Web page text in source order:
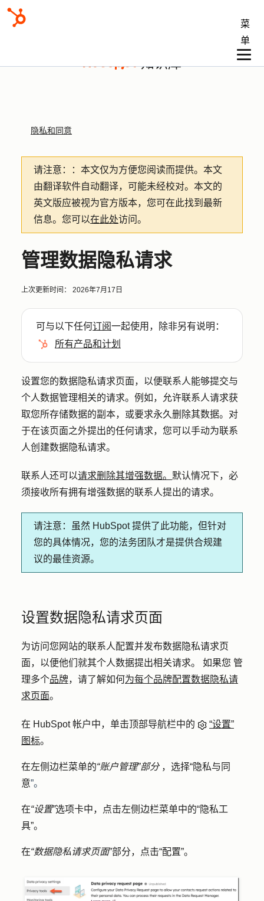
菜
单
知识库
隐私和同意
请注意： ：本文仅为方便您阅读而提供。 本文
由翻译软件自动翻译，可能未经校对。本文的
英文版应被视为官方版本，您可在此找到最新
信息。您可以在此处访问。
管理数据隐私请求
上次更新时间： 2026年7月17日
可与以下任何订阅一起使用，除非另有说明：
所有产品和计划
设置您的数据隐私请求页面，以便联系人能够提交与
个人数据管理相关的请求。例如，允许联系人请求获
取您所存储数据的副本，或要求永久删除其数据。对
于在该页面之外提出的任何请求，您可以手动为联系
人创建数据隐私请求。
联系人还可以请求删除其增强数据。 默认情况下，必
须接收所有拥有增强数据的联系人提出的请求。
请注意：
虽然 HubSpot 提供了此功能，但针对
您的具体情况，您的法务团队才是提供合规建
议的最佳资源。
设置数据隐私请求页面
为访问您网站的联系人配置并发布数据隐私请求页
面，以便他们就其个人数据提出相关请求。
如果您 管
理多个品牌，请了解如何为每个品牌配置数据隐私请
求页面。
在 HubSpot 帐户中，单击顶部导航栏中的
“设置”
图标。
在左侧边栏菜单的“账户管理”部分 ，选择“隐私与同
意”。
在“设置”选项卡中，点击左侧边栏菜单中的“隐私工
具”。
在“数据隐私请求页面”部分，点击“配置”。